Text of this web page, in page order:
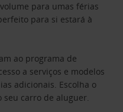
para umas férias
para si estará à
ao programa de
a serviços e modelos
adicionais. Escolha o
seu carro de aluguer.